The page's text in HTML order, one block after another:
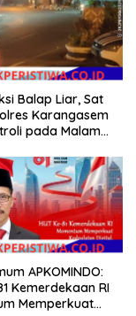
Balap Liar, Sat
Karangasem
pada Malam
APKOMINDO:
Kemerdekaan RI
Memperkuat